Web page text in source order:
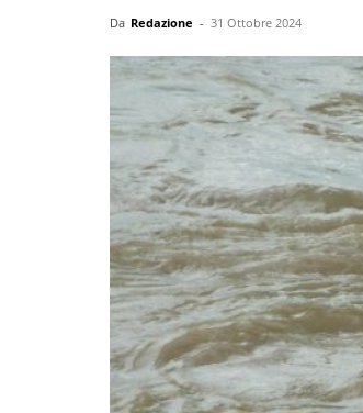
Da Redazione - 31 Ottobre 2024